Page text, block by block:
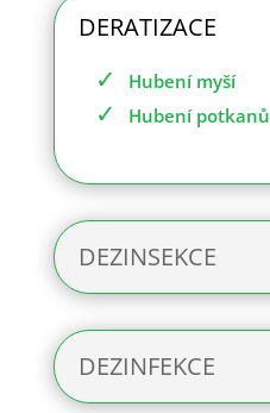
DERATIZACE
Hubení myší
Hubení potkanů
DEZINSEKCE
DEZINFEKCE